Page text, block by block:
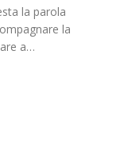
la parola
la
a…